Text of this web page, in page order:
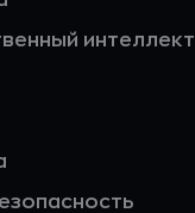
интеллект